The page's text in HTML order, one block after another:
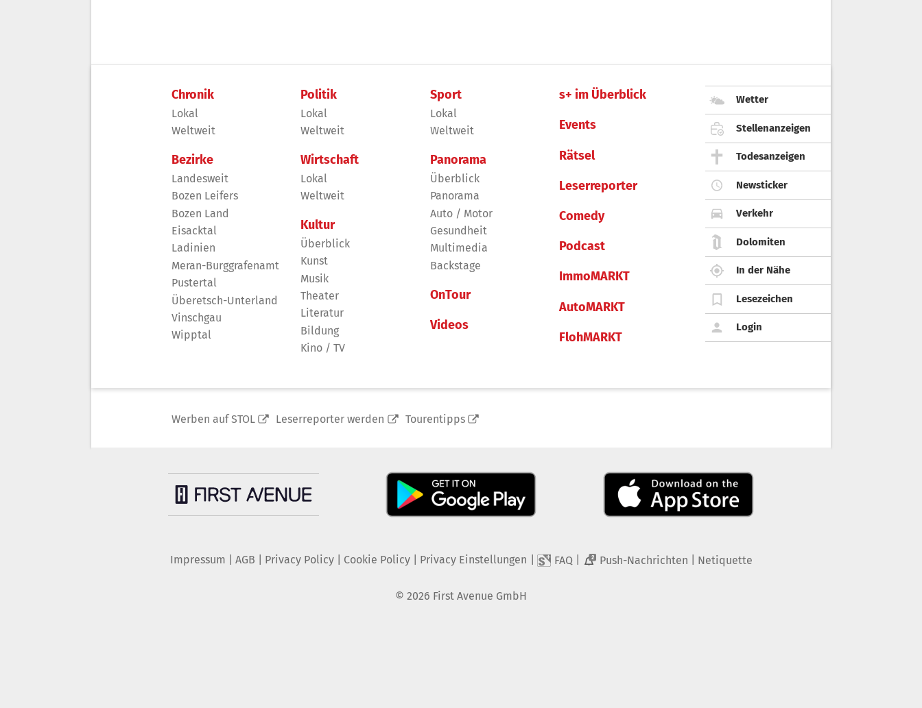
Chronik
Lokal
Weltweit
Bezirke
Landesweit
Bozen Leifers
Bozen Land
Eisacktal
Ladinien
Meran-Burggrafenamt
Pustertal
Überetsch-Unterland
Vinschgau
Wipptal
Politik
Lokal
Weltweit
Wirtschaft
Lokal
Weltweit
Kultur
Überblick
Kunst
Musik
Theater
Literatur
Bildung
Kino / TV
Sport
Lokal
Weltweit
Panorama
Überblick
Panorama
Auto / Motor
Gesundheit
Multimedia
Backstage
OnTour
Videos
s+ im Überblick
Events
Rätsel
Leserreporter
Comedy
Podcast
ImmoMARKT
AutoMARKT
FlohMARKT
Wetter
Stellenanzeigen
Todesanzeigen
Newsticker
Verkehr
Dolomiten
In der Nähe
Lesezeichen
Login
Werben auf STOL Leserreporter werden Tourentipps
Impressum AGB Privacy Policy| Cookie Policy| Privacy Einstellungen FAQ 2 Push-Nachrichten Netiquette
© 2026 First Avenue GmbH